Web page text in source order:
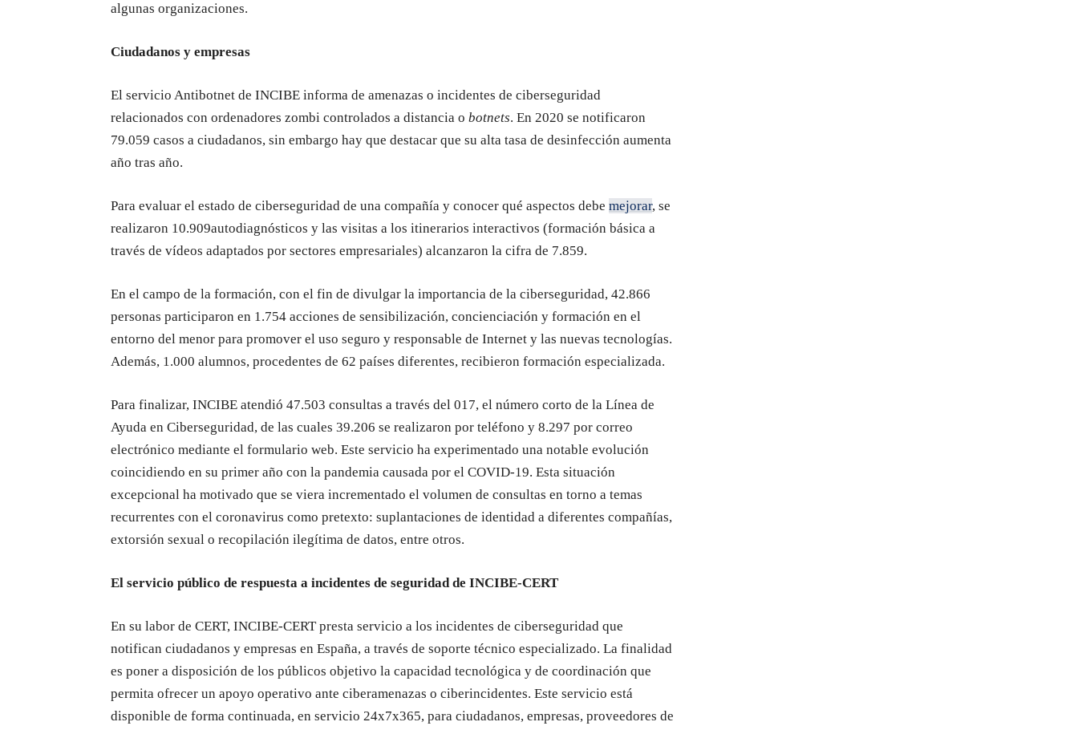
algunas organizaciones.
Ciudadanos y empresas
El servicio Antibotnet de INCIBE informa de amenazas o incidentes de ciberseguridad
relacionados con ordenadores zombi controlados a distancia o botnets. En 2020 se notificaron
79.059 casos a ciudadanos, sin embargo hay que destacar que su alta tasa de desinfección aumenta
año tras año.
Para evaluar el estado de ciberseguridad de una compañía y conocer qué aspectos debe mejorar, se
realizaron 10.909autodiagnósticos y las visitas a los itinerarios interactivos (formación básica a
través de vídeos adaptados por sectores empresariales) alcanzaron la cifra de 7.859.
En el campo de la formación, con el fin de divulgar la importancia de la ciberseguridad, 42.866
personas participaron en 1.754 acciones de sensibilización, concienciación y formación en el
entorno del menor para promover el uso seguro y responsable de Internet y las nuevas tecnologías.
Además, 1.000 alumnos, procedentes de 62 países diferentes, recibieron formación especializada.
Para finalizar, INCIBE atendió 47.503 consultas a través del 017, el número corto de la Línea de
Ayuda en Ciberseguridad, de las cuales 39.206 se realizaron por teléfono y 8.297 por correo
electrónico mediante el formulario web. Este servicio ha experimentado una notable evolución
coincidiendo en su primer año con la pandemia causada por el COVID-19. Esta situación
excepcional ha motivado que se viera incrementado el volumen de consultas en torno a temas
recurrentes con el coronavirus como pretexto: suplantaciones de identidad a diferentes compañías,
extorsión sexual o recopilación ilegítima de datos, entre otros.
El servicio público de respuesta a incidentes de seguridad de INCIBE-CERT
En su labor de CERT, INCIBE-CERT presta servicio a los incidentes de ciberseguridad que
notifican ciudadanos y empresas en España, a través de soporte técnico especializado. La finalidad
es poner a disposición de los públicos objetivo la capacidad tecnológica y de coordinación que
permita ofrecer un apoyo operativo ante ciberamenazas o ciberincidentes. Este servicio está
disponible de forma continuada, en servicio 24x7x365, para ciudadanos, empresas, proveedores de